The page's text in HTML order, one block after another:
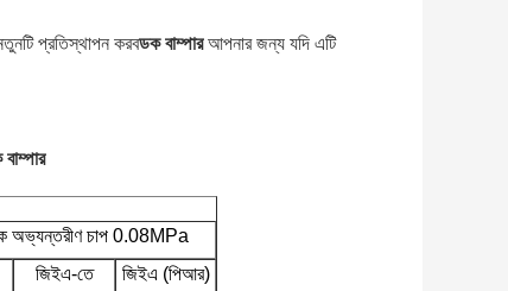
প্রতিস্থাপন করবডক বাম্পারআপনার জন্য যদি এটি
অভ্যন্তরীণ চাপ 0.08MPa
জিইএ-তে
জিইএ (পিআর)